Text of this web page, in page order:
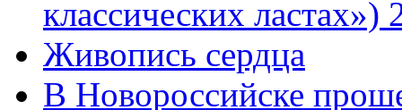
классических
Живопись сердца
В Новороссийске